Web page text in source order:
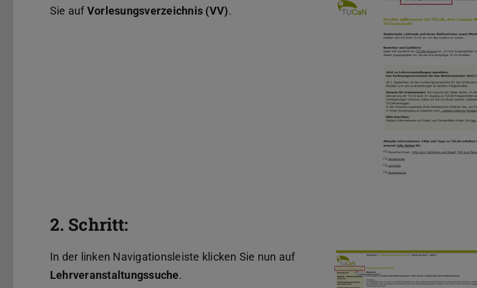
Sie aufVorlesungsverzeichnis (VV).
2. Schritt:
In der linken Navigationsleiste klicken Sie nun auf
Lehrveranstaltungssuche.